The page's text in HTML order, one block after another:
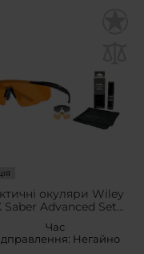
окуляри Wiley
Saber Advanced Set
Matte Black + Anti-
Cleaner Kit - набір
Час
Негайно